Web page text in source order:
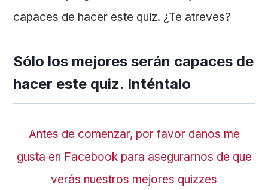
capaces de hacer este quiz. ¿Te atreves?
Sólo los mejores serán capaces de
hacer este quiz. Inténtalo
Antes de comenzar, por favor danos me
gusta en Facebook para asegurarnos de que
verás nuestros mejores quizzes